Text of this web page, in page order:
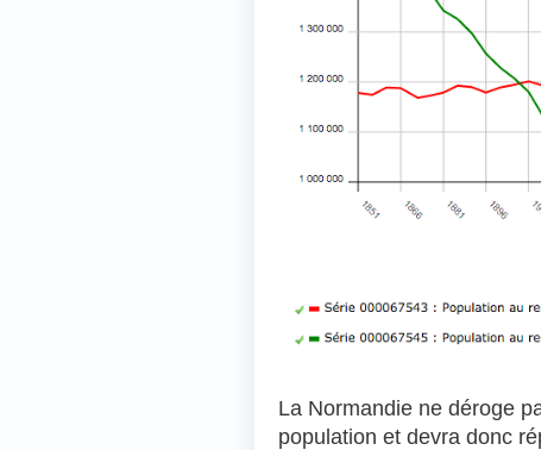
La Normandie ne déroge
population et devra donc